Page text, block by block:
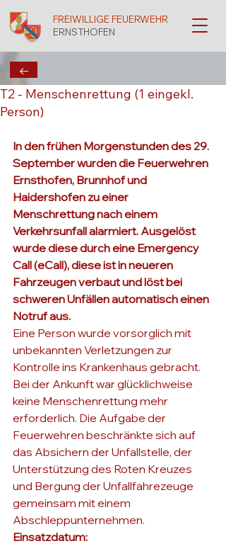
FREIWILLIGE FEUERWEHR
ERNSTHOFEN
T2 - Menschenrettung (1 eingekl.
Person)
In den frühen Morgenstunden des 29.
September wurden die Feuerwehren
Ernsthofen, Brunnhof und
Haidershofen zu einer
Menschrettung nach einem
Verkehrsunfall alarmiert. Ausgelöst
wurde diese durch eine Emergency
Call (eCall), diese ist in neueren
Fahrzeugen verbaut und löst bei
schweren Unfällen automatisch einen
Notruf aus.
Eine Person wurde vorsorglich mit
unbekannten Verletzungen zur
Kontrolle ins Krankenhaus gebracht.
Bei der Ankunft war glücklichweise
keine Menschenrettung mehr
erforderlich. Die Aufgabe der
Feuerwehren beschränkte sich auf
das Absichern der Unfallstelle, der
Unterstützung des Roten Kreuzes
und Bergung der Unfallfahrezeuge
gemeinsam mit einem
Abschleppunternehmen.
Einsatzdatum:
←